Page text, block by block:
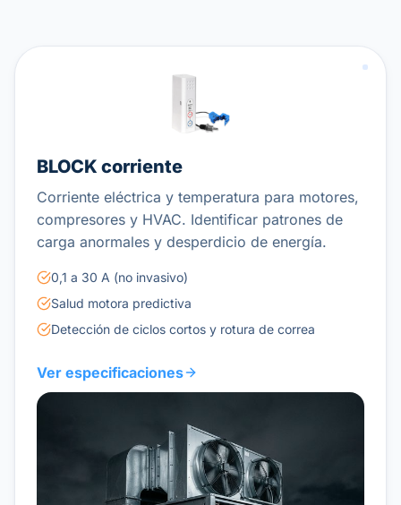
BLOCK corriente
Corriente eléctrica y temperatura para motores,
compresores y HVAC. Identificar patrones de
carga anormales y desperdicio de energía.
0,1 a 30 A (no invasivo)
Salud motora predictiva
Detección de ciclos cortos y rotura de correa
Ver especificaciones